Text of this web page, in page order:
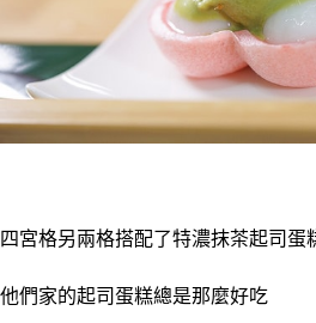
四宮格另兩格搭配了特濃抹茶起司蛋
他們家的起司蛋糕總是那麼好吃